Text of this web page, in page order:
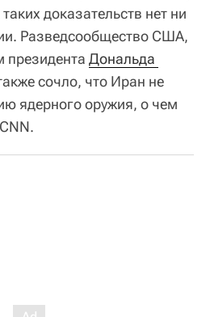
доказательств нет ни
Разведсообщество США,
президента Дональда
сочло, что Иран не
ядерного оружия, о чем